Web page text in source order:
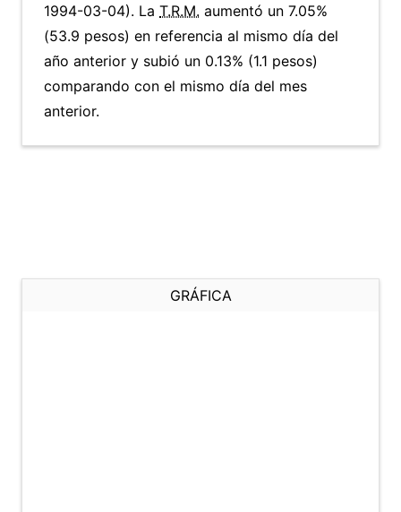
1994-03-04). La T.R.M. aumentó un 7.05%
(53.9 pesos) en referencia al mismo día del
año anterior y subió un 0.13% (1.1 pesos)
comparando con el mismo día del mes
anterior.
GRÁFICA